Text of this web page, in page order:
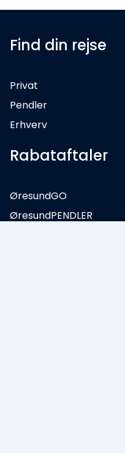
Find din rejse
Privat
Pendler
Erhverv
Rabataftaler
ØresundGO
ØresundPENDLER